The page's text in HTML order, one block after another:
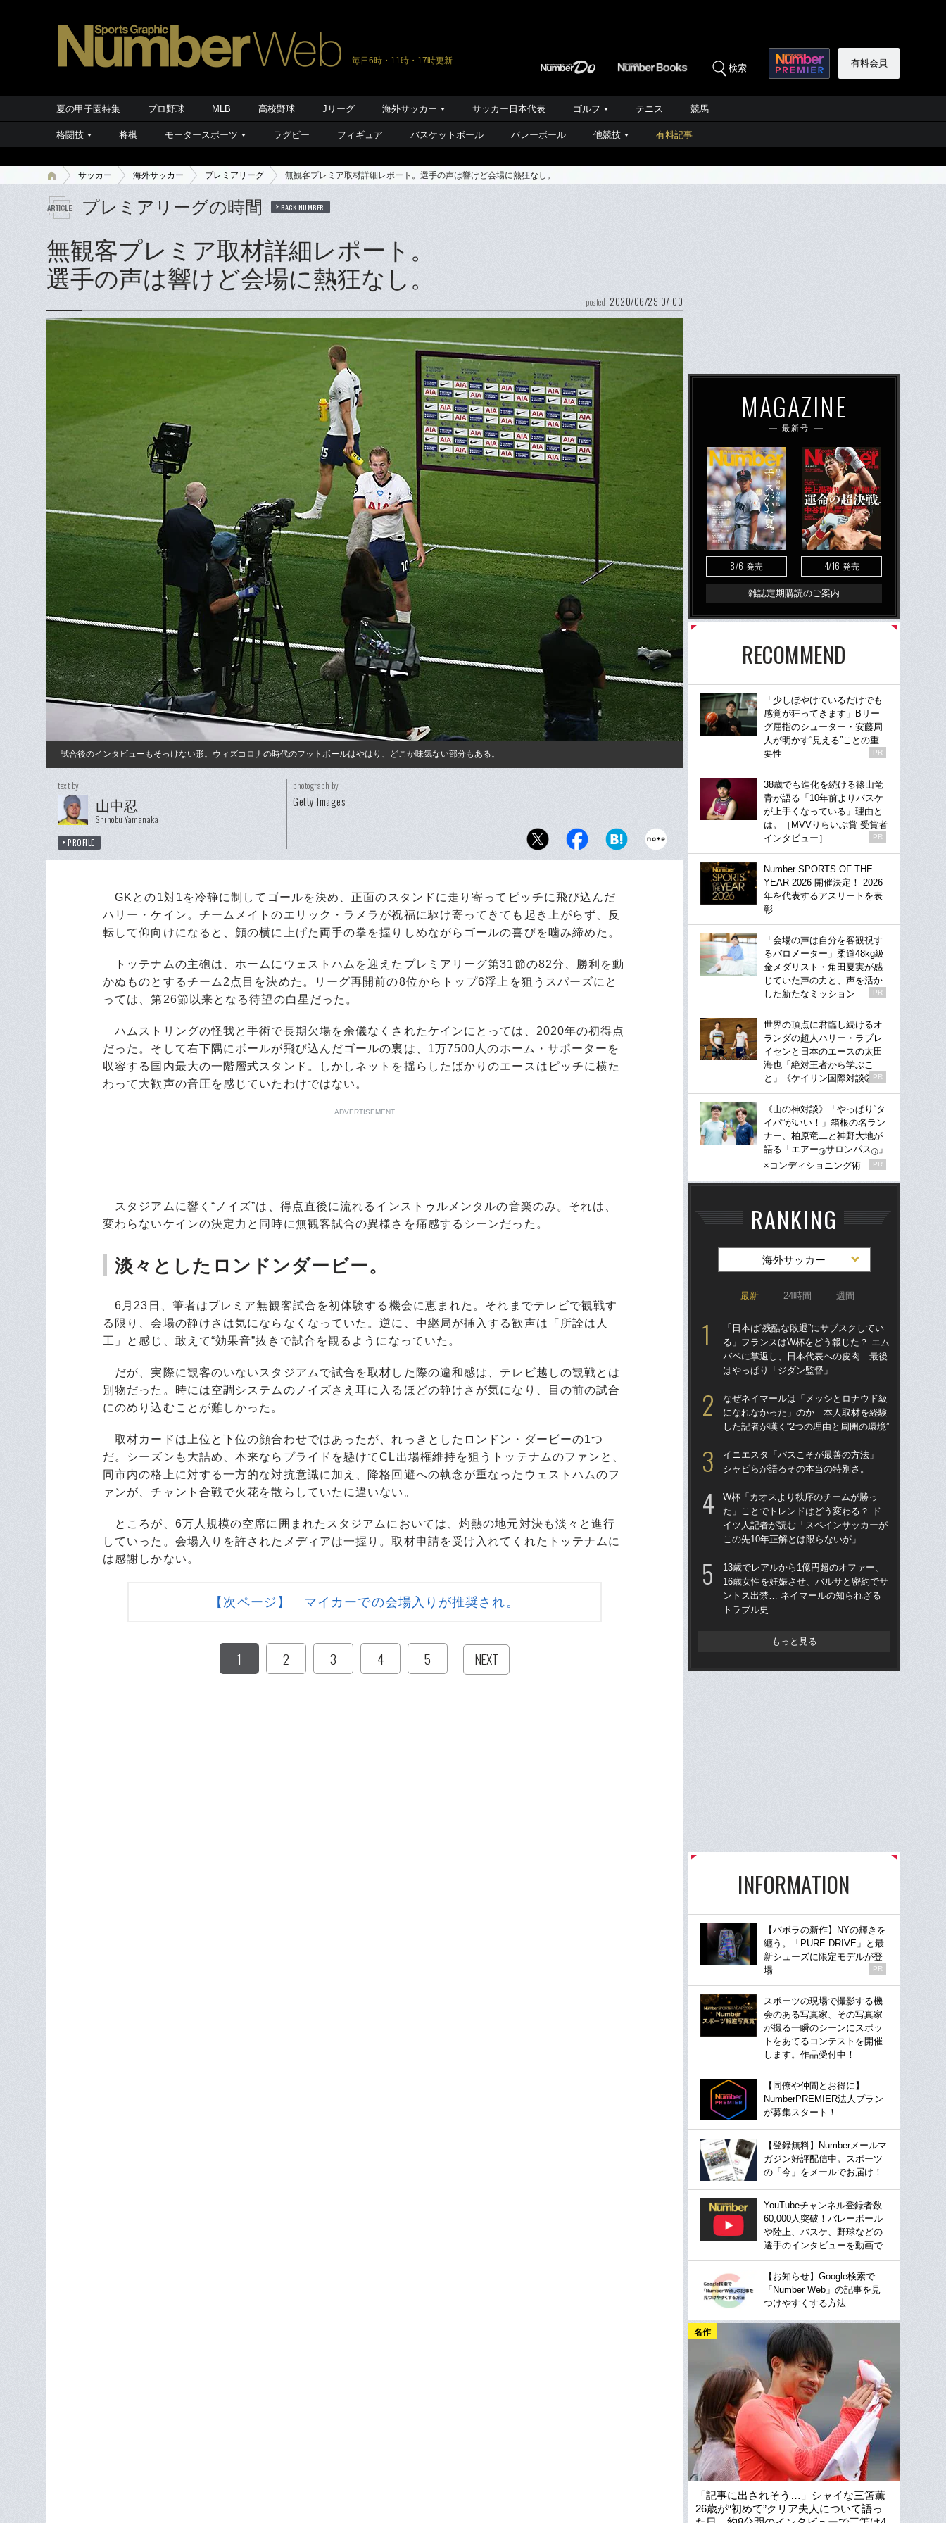
毎日6時・11時・17時更新
検索 有料会員
夏の甲子園特集 プロ野球 MLB 高校野球 Jリーグ 海外サッカー サッカー日本代表 ゴルフ テニス 競馬
格闘技 将棋 モータースポーツ ラグビー フィギュア バスケットボール バレーボール 他競技 有料記事
サッカー 海外サッカー プレミアリーグ 無観客プレミア取材詳細レポート。選手の声は響けど会場に熱狂なし。
プレミアリーグの時間 BACK NUMBER
無観客プレミア取材詳細レポート。
選手の声は響けど会場に熱狂なし。
posted 2020/06/29 07:00
試合後のインタビューもそっけない形。ウィズコロナの時代のフットボールはやはり、どこか味気ない部分もある。
text by
山中忍
Shinobu Yamanaka
PROFILE
photograph by
Getty Images
GKとの1対1を冷静に制してゴールを決め、正面のスタンドに走り寄ってピッチに飛び込んだ
ハリー・ケイン。チームメイトのエリック・ラメラが祝福に駆け寄ってきても起き上がらず、反
転して仰向けになると、顔の横に上げた両手の拳を握りしめながらゴールの喜びを噛み締めた。
トッテナムの主砲は、ホームにウェストハムを迎えたプレミアリーグ第31節の82分、勝利を動
かぬものとするチーム2点目を決めた。リーグ再開前の8位からトップ6浮上を狙うスパーズにと
っては、第26節以来となる待望の白星だった。
ハムストリングの怪我と手術で長期欠場を余儀なくされたケインにとっては、2020年の初得点
だった。そして右下隅にボールが飛び込んだゴールの裏は、1万7500人のホーム・サポーターを
収容する国内最大の一階層式スタンド。しかしネットを揺らしたばかりのエースはピッチに横た
わって大歓声の音圧を感じていたわけではない。
ADVERTISEMENT
スタジアムに響く“ノイズ”は、得点直後に流れるインストゥルメンタルの音楽のみ。それは、
変わらないケインの決定力と同時に無観客試合の異様さを痛感するシーンだった。
淡々としたロンドンダービー。
6月23日、筆者はプレミア無観客試合を初体験する機会に恵まれた。それまでテレビで観戦す
る限り、会場の静けさは気にならなくなっていた。逆に、中継局が挿入する歓声は「所詮は人
工」と感じ、敢えて“効果音”抜きで試合を観るようになっていた。
だが、実際に観客のいないスタジアムで試合を取材した際の違和感は、テレビ越しの観戦とは
別物だった。時には空調システムのノイズさえ耳に入るほどの静けさが気になり、目の前の試合
にのめり込むことが難しかった。
取材カードは上位と下位の顔合わせではあったが、れっきとしたロンドン・ダービーの1つ
だ。シーズンも大詰め、本来ならプライドを懸けてCL出場権維持を狙うトッテナムのファンと、
同市内の格上に対する一方的な対抗意識に加え、降格回避への執念が重なったウェストハムのフ
ァンが、チャント合戦で火花を散らしていたに違いない。
ところが、6万人規模の空席に囲まれたスタジアムにおいては、灼熱の地元対決も淡々と進行
していった。会場入りを許されたメディアは一握り。取材申請を受け入れてくれたトッテナムに
は感謝しかない。
【次ページ】 マイカーでの会場入りが推奨され。
1 2 3 4 5 NEXT
MAGAZINE
最新号
8/6 発売 4/16 発売
雑誌定期購読のご案内
RECOMMEND
「少しぼやけているだけでも
感覚が狂ってきます」Bリー
グ屈指のシューター・安藤周
人が明かす“見える”ことの重
要性
PR
38歳でも進化を続ける篠山竜
青が語る「10年前よりバスケ
が上手くなっている」理由と
は。［MVVりらいぶ賞 受賞者
インタビュー］
PR
Number SPORTS OF THE
YEAR 2026 開催決定！ 2026
年を代表するアスリートを表
彰
「会場の声は自分を客観視す
るバロメーター」柔道48kg級
金メダリスト・角田夏実が感
じていた声の力と、声を活か
した新たなミッション
PR
世界の頂点に君臨し続けるオ
ランダの超人ハリー・ラブレ
イセンと日本のエースの太田
海也「絶対王者から学ぶこ
と」《ケイリン国際対談②》
PR
《山の神対談》「やっぱり“タ
イパ”がいい！」箱根の名ラン
ナー、柏原竜二と神野大地が
語る「エアー®サロンパス® 」
×コンディショニング術
PR
RANKING
海外サッカー
最新 24時間 週間
「日本は“残酷な敗退”にサブスクしてい
る」フランスはW杯をどう報じた？ エム
バペに掌返し、日本代表への皮肉…最後
はやっぱり「ジダン監督」
なぜネイマールは「メッシとロナウド級
になれなかった」のか 本人取材を経験
した記者が嘆く“2つの理由と周囲の環境”
イニエスタ「パスこそが最善の方法」
シャビらが語るその本当の特別さ。
W杯「カオスより秩序のチームが勝っ
た」ことでトレンドはどう変わる？ ド
イツ人記者が読む「スペインサッカーが
この先10年正解とは限らないが」
13歳でレアルから1億円超のオファー、
16歳女性を妊娠させ、バルサと密約でサ
ントス出禁… ネイマールの知られざる
トラブル史
もっと見る
INFORMATION
【バボラの新作】NYの輝きを
纏う。「PURE DRIVE」と最
新シューズに限定モデルが登
場
PR
スポーツの現場で撮影する機
会のある写真家、その写真家
が撮る一瞬のシーンにスポッ
トをあてるコンテストを開催
します。作品受付中！
【同僚や仲間とお得に】
NumberPREMIER法人プラン
が募集スタート！
【登録無料】Numberメールマ
ガジン好評配信中。スポーツ
の「今」をメールでお届け！
YouTubeチャンネル登録者数
60,000人突破！バレーボール
や陸上、バスケ、野球などの
選手のインタビューを動画で
【お知らせ】Google検索で
「Number Web」の記事を見
つけやすくする方法
名作
「記事に出されそう…」シャイな三笘薫
26歳が“初めて”クリア夫人について語っ